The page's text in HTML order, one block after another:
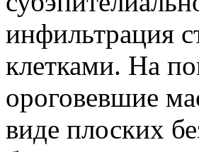
инфильтрация
клетками. На
ороговевшие
виде плоских